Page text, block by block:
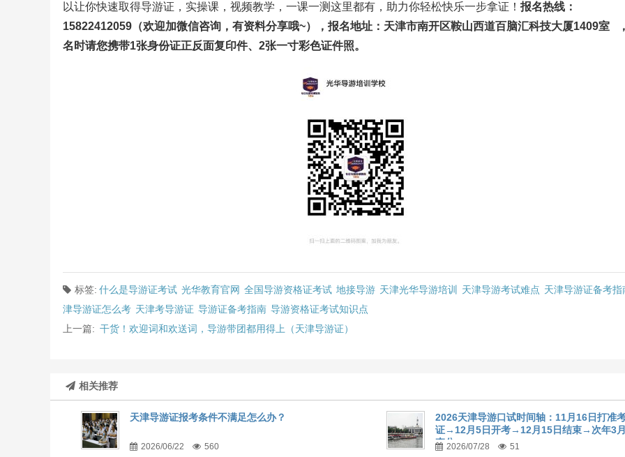
以让你快速取得导游证，实操课，视频教学，一课一测这里都有，助力你轻松快乐一步拿证！ 报名热线：
15822412059（欢迎加微信咨询，有资料分享哦~），报名地址：天津市南开区鞍山西道百脑汇科技大厦1409室
名时请您携带1张身份证正反面复印件、2张一寸彩色证件照。
标签: 什么是导游证考试 光华教育官网 全国导游资格证考试 地接导游 天津光华导游培训 天津导游考试难点 天津导游证备考指
津导游证怎么考 天津考导游证 导游证备考指南 导游资格证考试知识点
上一篇: 干货！欢迎词和欢送词，导游带团都用得上（天津导游证）
相关推荐
天津导游证报考条件不满足怎么办？
2026/06/22 560
2026天津导游口试时间轴：11月16日打准
证→12月5日开考→12月15日结束→次年3月
查分2026/07/28 51